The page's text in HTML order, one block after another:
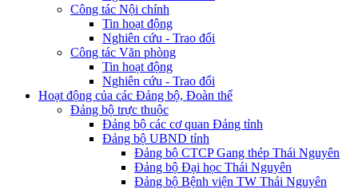
Công tác Nội chính
Tin hoạt động
Nghiên cứu - Trao đổi
Công tác Văn phòng
Tin hoạt động
Nghiên cứu - Trao đổi
Hoạt động của các Đảng bộ, Đoàn thể
Đảng bộ trực thuộc
Đảng bộ các cơ quan Đảng tỉnh
Đảng bộ UBND tỉnh
Đảng bộ CTCP Gang thép Thái Nguyên
Đảng bộ Đại học Thái Nguyên
Đảng bộ Bệnh viện TW Thái Nguyên